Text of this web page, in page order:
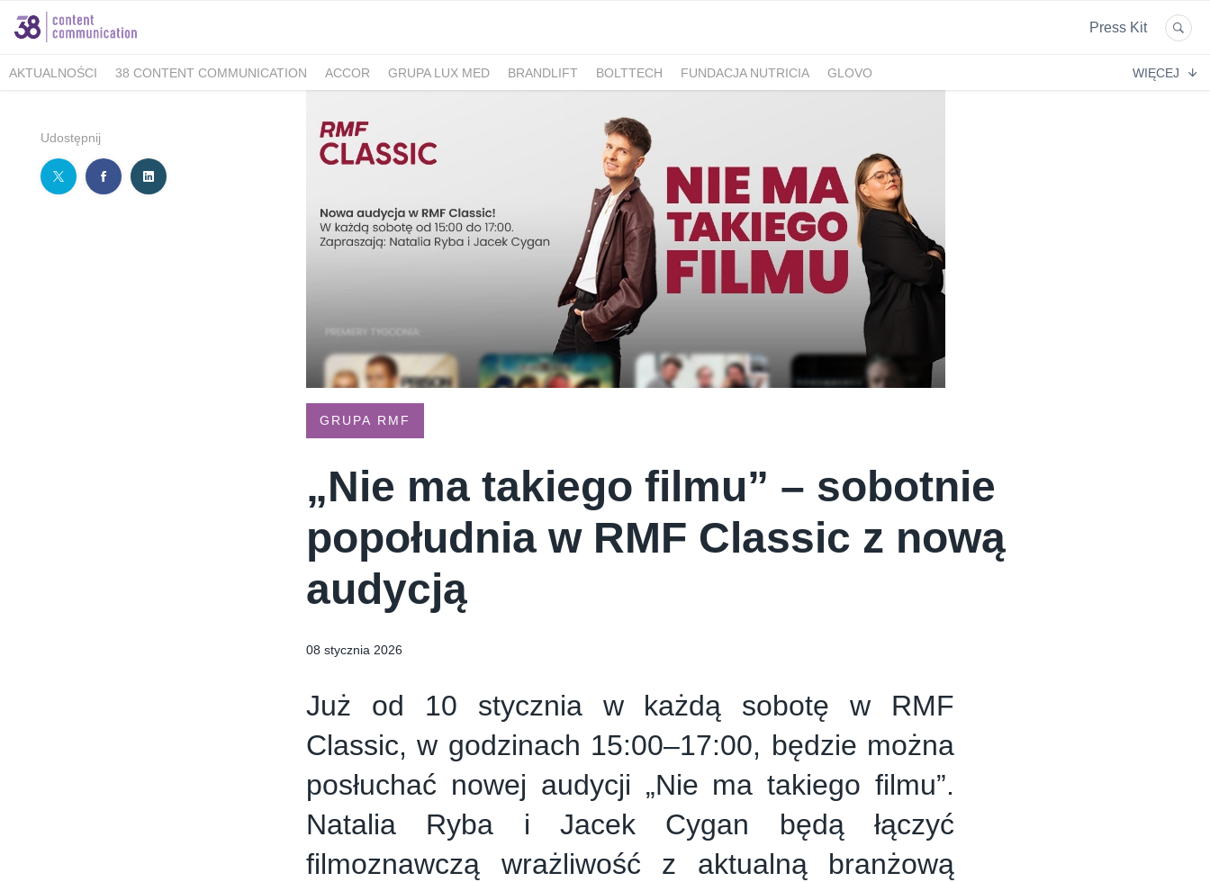
Press Kit
AKTUALNOŚCI 38 CONTENT COMMUNICATION ACCOR GRUPA LUX MED BRANDLIFT BOLTTECH FUNDACJA NUTRICIA
GLOVO
WALKING KORZENIOWSKI
GRUPA WHIRLPOOL MAXIBIOTIC
BERIMAL
ACCOR MARKETPLACE KRAKÓW TUTORE POLAND ROMET KRAJOWA RZEMIEŚLNICZA IZBA OPTYCZNA CENTRUM MEDYCZNE DAMIANA
MEDICOVER SENIOR
MEDICOVER STOMATOLOGIA TERAPIA REZONANSEM MAGNETYCZNYM - MBST EMPIK FOTO
DR.BACTY PACSAFE LORUS CONTIGO ZAMEK TOPACZ BAKALLAND DELECTA
KONSPOL
AKBAR SANDRA JASMEEN MOMME ALKEMIE SZPITAL MEDICOVER ENBIO GROUP UNITOP
POKONAJ ZAĆMĘ, POPRAW WIDZENIE GÓRNOŚLĄSKO-ZAGŁĘBIOWSKA METROPOLIA
PHARMENA BETHRU FUNDACJA NAGLE SAMI
LAVEO PANEK CARSHARING BUDVAR ŁÓDŹ KALISKA PRIME SPANISH PROPERTIES
FORUM 76 #EFEKT1BUTELKI COLOSTRUM CARLSBERG GEN4GEN BALCIA REBERNIA BEKO
ESTE SYNERGY UNILEVER HUMAN ANSWER INSTITUTE PIERRE FABRE ORAL CARE LIBERTY INVESTMENTS
THE MAGNUM ICE CREAM COMPANY
WIĘCEJ
Udostępnij
GRUPA RMF
„Nie ma takiego filmu” – sobotnie
popołudnia w RMF Classic z nową
audycją
08 stycznia 2026
Już od 10 stycznia w każdą sobotę w RMF
Classic, w godzinach 15:00–17:00, będzie można
posłuchać nowej audycji „Nie ma takiego filmu”.
Natalia Ryba i Jacek Cygan będą łączyć
filmoznawczą wrażliwość z aktualną branżową